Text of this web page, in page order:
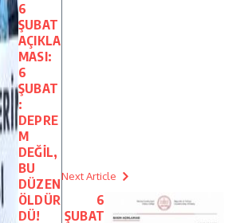
6
ŞUBAT
AÇIKLA
MASI:
6
ŞUBAT
:
DEPRE
M
DEĞİL,
BU
DÜZEN
ÖLDÜR
DÜ!
Next Article
6
ŞUBAT